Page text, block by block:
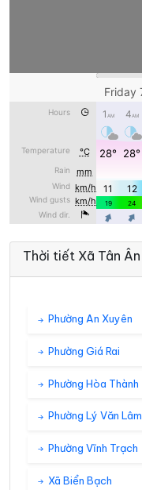
Thời tiết Xã Tân Ân
Phường An Xuyên
Phường Giá Rai
Phường Hòa Thành
Phường Lý Văn Lâm
Phường Vĩnh Trạch
Xã Biển Bạch